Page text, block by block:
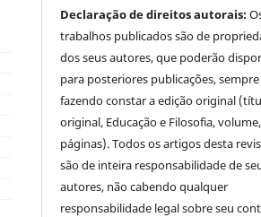
Declaração de direitos autorais:
trabalhos publicados são de
dos seus autores, que poderão
para posteriores publicações, sempre
fazendo constar a edição original
original, Educação e Filosofia,
páginas). Todos os artigos desta
são de inteira responsabilidade de
autores, não cabendo qualquer
responsabilidade legal sobre seu